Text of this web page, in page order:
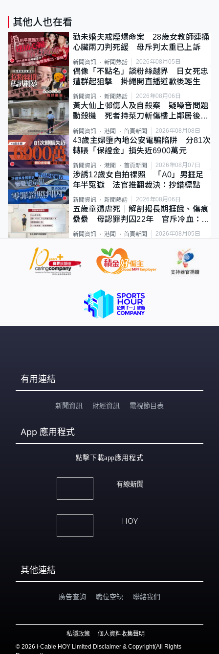
其他人也在看
勸未婚夫戒煙爆命案 28歲女教師連捅
心臟兩刀判死緩 母斥判太重已上訴
新聞資訊 新聞熱話 2026年08月05日
偶像「不點名」談粉絲越界 日女死忠
遭群起狙擊 掛繩開直播道歉後輕生
新聞資訊 新聞熱話 2026年08月06日
黃大仙上邨傷人及自殺案 疑噪音問題
動殺機 死者持菜刀斬傷樓上鄰居後墮
新聞資訊 港聞 首頁新聞 2026年08月08日
43歲主婦墮內地公安電騙陷阱 分81次
轉賬「保證金」損失近6900萬元
新聞資訊 港聞 首頁新聞 2026年08月07日
涉誘12歲女自拍祼照 「A0」男捱足
年半冤獄 法官推翻裁決：抄錯標點
新聞資訊 新聞熱話 2026年08月06日
五歲童遭虐死｜解剖揭長期捱餓、傷痕
纍纍 母認罪判囚22年 官斥冷血：同
類案最惡劣
新聞資訊 港聞 首頁新聞 2026年08月05日
有用連結
新聞資訊 財經資訊 電視節目表
App 應用程式
點擊下載app應用程式
有線新聞
HOY
其他連結
廣告查詢 職位空缺 聯絡我們
私隱政策
個人資料收集聲明
© 2026 i-Cable HOY Limited Disclaimer & Copyright(All Rights